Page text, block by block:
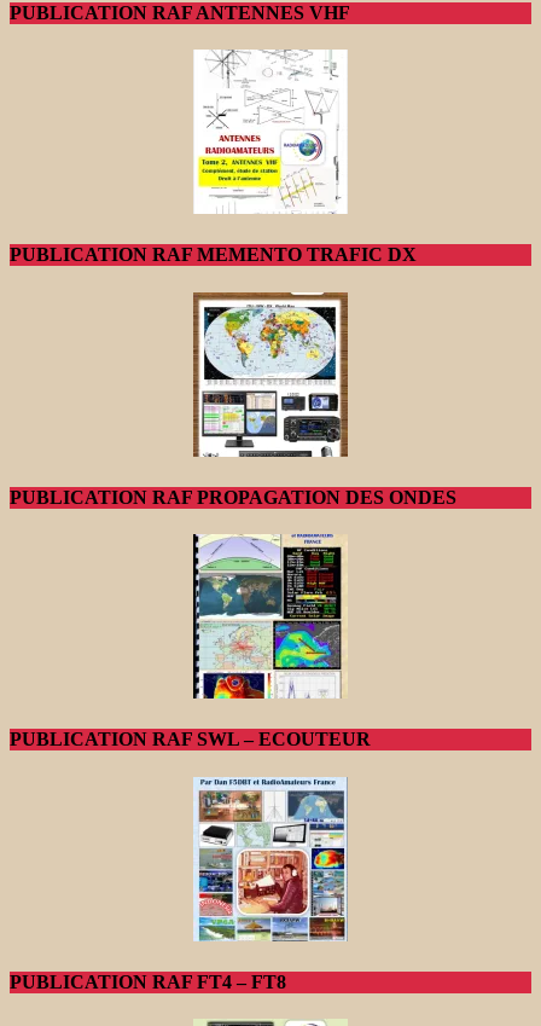
PUBLICATION RAF ANTENNES VHF
PUBLICATION RAF MEMENTO TRAFIC DX
PUBLICATION RAF PROPAGATION DES ONDES
PUBLICATION RAF SWL – ECOUTEUR
PUBLICATION RAF FT4 – FT8